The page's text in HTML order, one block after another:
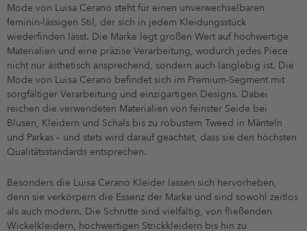
Mode von Luisa Cerano steht für einen unverwechselbaren
feminin-lässigen Stil, der sich in jedem Kleidungsstück
wiederfinden lässt. Die Marke legt großen Wert auf hochwertige
Materialien und eine präzise Verarbeitung, wodurch jedes Piece
nicht nur ästhetisch ansprechend, sondern auch langlebig ist. Die
Mode von Luisa Cerano befindet sich im Premium-Segment mit
sorgfältiger Verarbeitung und einzigartigen Designs. Dabei
reichen die verwendeten Materialien von feinster Seide bei
Blusen, Kleidern und Schals bis zu robustem Tweed in Mänteln
und Parkas – und stets wird darauf geachtet, dass sie den höchsten
Qualitätsstandards entsprechen.
Besonders die Luisa Cerano Kleider lassen sich hervorheben,
denn sie verkörpern die Essenz der Marke und sind sowohl zeitlos
als auch modern. Die Schnitte sind vielfältig, von fließenden
Wickelkleidern, hochwertigen Strickkleidern bis hin zu